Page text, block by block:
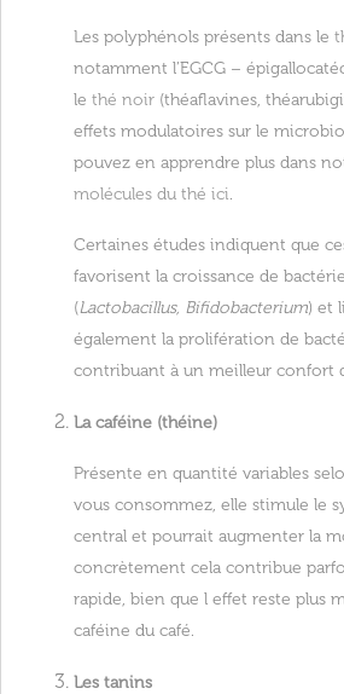
Les polyphénols présents dans le
notamment l’EGCG –
le thé noir (théaflavines,
effets modulatoires sur le
pouvez en apprendre plus dans
molécules du thé ici.
Certaines études indiquent que
favorisent la croissance de
(Lactobacillus, Bifidobacterium) et
également la prolifération de
contribuant à un meilleur confort
La caféine (théine)
Présente en quantité variables
vous consommez, elle stimule le
central et pourrait augmenter la
concrètement cela contribue
rapide, bien que l effet reste plus
caféine du café.
Les tanins